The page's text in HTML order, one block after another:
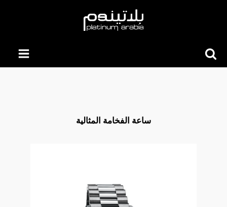
ساعة الفخامة المثالية